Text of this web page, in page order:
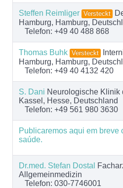
Steffen Reimliger Versteckt
Hamburg, Hamburg,
Telefon: +49 40 488 868
Thomas Buhk Versteckt
Hamburg, Hamburg,
Telefon: +49 40 4132 420
S. Dani Neurologische Klinik
Kassel, Hesse, Deutschland
Telefon: +49 561 980 3630
Publicaremos aqui em breve
saúde.
Dr.med. Stefan Dostal
Allgemeinmedizin
Telefon: 030-7746001